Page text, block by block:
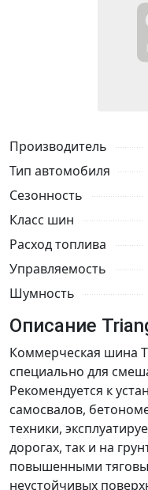
Производитель
Тип автомобиля
Сезонность
Класс шин
Расход топлива
Управляемость
Шумность
Описание
Коммерческая шина
специально для
Рекомендуется к
самосвалов,
техники,
дорогах, так и на
повышенными
неустойчивых